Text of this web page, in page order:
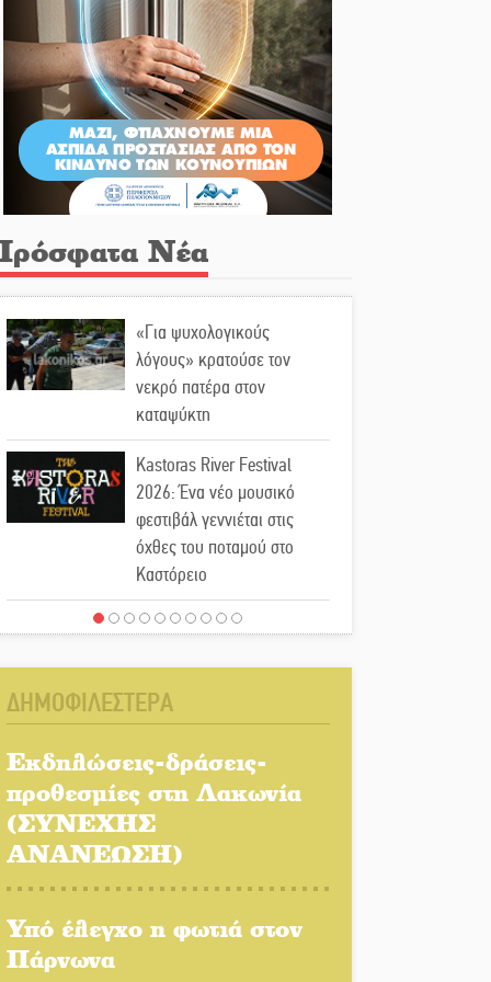
Νέα
«Για ψυχολογικούς
λόγους» κρατούσε τον
νεκρό πατέρα στον
καταψύκτη
Kastoras River Festival
2026: Ένα νέο μουσικό
φεστιβάλ γεννιέται στις
όχθες του ποταμού στο
Καστόρειο
Τα ζάρια παίρνουν «φωτιά»
Αυθεντικό γλέντι με «Γιορτή
Βραστού» στη Σοχά
Το τελεφερίκ της
Μονεμβασιάς στο τραπέζι
Πολιτισμός και παράδοση
ΔΗΜΟΦΙΛΕΣΤΕΡΑ
Εκδηλώσεις-δράσεις-
προθεσμίες στη Λακωνία
(ΣΥΝΕΧΗΣ
ΑΝΑΝΕΩΣΗ)
Υπό έλεγχο η φωτιά στον
Πάρνωνα